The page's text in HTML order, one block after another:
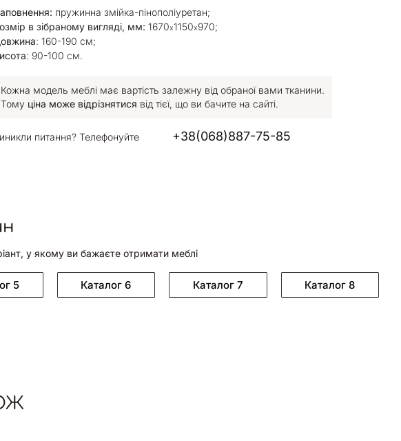
пружинна змійка-пінополіуретан;
в зібраному вигляді, мм: 1670х1150х970;
: 160-190 см;
: 90-100 см.
Кожна модель меблі має вартість залежну від обраної вами тканини.
Тому ціна може відрізнятися від тієї, що ви бачите на сайті.
питання? Телефонуйте +38(068)887-75-85
у якому ви бажаєте отримати меблі
5 Каталог 6 Каталог 7 Каталог 8